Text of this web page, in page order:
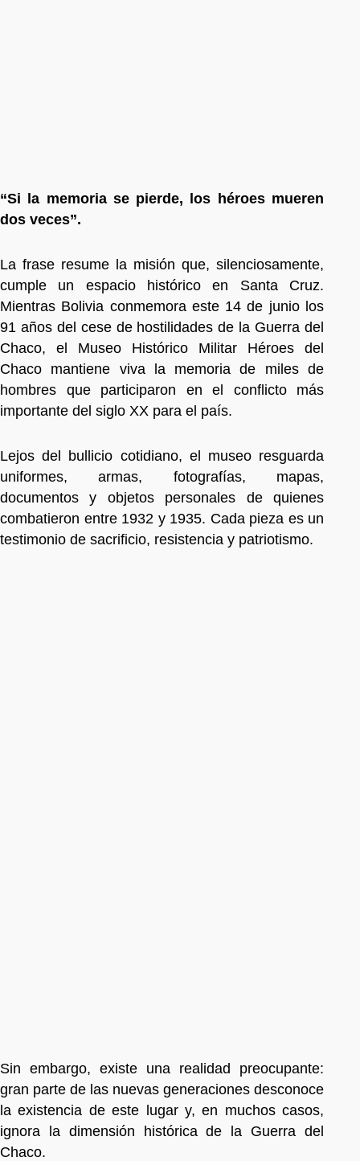
“Si la memoria se pierde, los héroes mueren
dos veces”.
La frase resume la misión que, silenciosamente,
cumple un espacio histórico en Santa Cruz.
Mientras Bolivia conmemora este 14 de junio los
91 años del cese de hostilidades de la Guerra del
Chaco, el Museo Histórico Militar Héroes del
Chaco mantiene viva la memoria de miles de
hombres que participaron en el conflicto más
importante del siglo XX para el país.
Lejos del bullicio cotidiano, el museo resguarda
uniformes, armas, fotografías, mapas,
documentos y objetos personales de quienes
combatieron entre 1932 y 1935. Cada pieza es un
testimonio de sacrificio, resistencia y patriotismo.
Sin embargo, existe una realidad preocupante:
gran parte de las nuevas generaciones desconoce
la existencia de este lugar y, en muchos casos,
ignora la dimensión histórica de la Guerra del
Chaco.